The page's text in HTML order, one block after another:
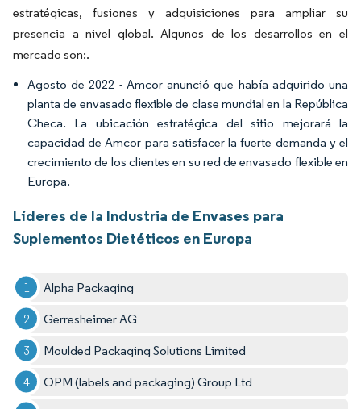
estratégicas, fusiones y adquisiciones para ampliar su
presencia a nivel global. Algunos de los desarrollos en el
mercado son:.
Agosto de 2022 - Amcor anunció que había adquirido una
planta de envasado flexible de clase mundial en la República
Checa. La ubicación estratégica del sitio mejorará la
capacidad de Amcor para satisfacer la fuerte demanda y el
crecimiento de los clientes en su red de envasado flexible en
Europa.
Líderes de la Industria de Envases para
Suplementos Dietéticos en Europa
Alpha Packaging
Gerresheimer AG
Moulded Packaging Solutions Limited
OPM (labels and packaging) Group Ltd